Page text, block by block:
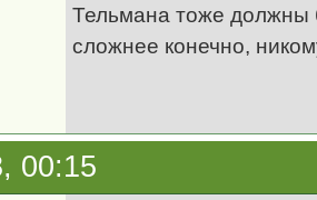
Тельмана тоже должны
сложнее конечно,
00:15